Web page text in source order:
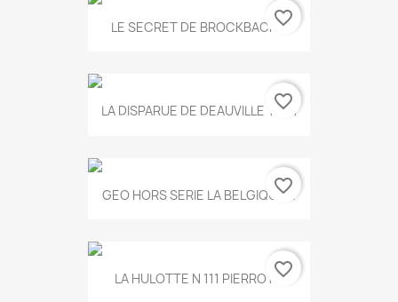
LE SECRET DE BROCKBACK...
favorite_border
LA DISPARUE DE DEAUVILLE T.551
favorite_border
GEO HORS SERIE LA BELGIQUE...
favorite_border
LA HULOTTE N 111 PIERROT...favorite_border